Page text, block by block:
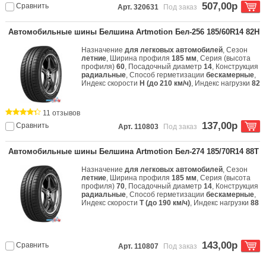
Сравнить Арт. 320631 Под заказ 507,00р
Автомобильные шины Белшина Artmotion Бел-256 185/60R14 82H
Назначениедля легковых автомобилей, Сезон
летние, Ширина профиля185 мм, Серия (высота
профиля)60, Посадочный диаметр14, Конструкция
радиальные, Способ герметизациибескамерные,
Индекс скорости H (до 210 км/ч), Индекс нагрузки82
Сравнить
11 отзывов
Арт. 110803
Под заказ 137,00р
Автомобильные шины Белшина Artmotion Бел-274 185/70R14 88T
Назначениедля легковых автомобилей, Сезон
летние, Ширина профиля185 мм, Серия (высота
профиля)70, Посадочный диаметр14, Конструкция
радиальные, Способ герметизациибескамерные,
Индекс скоростиT (до 190 км/ч), Индекс нагрузки88
Сравнить Арт. 110807 Под заказ 143,00р